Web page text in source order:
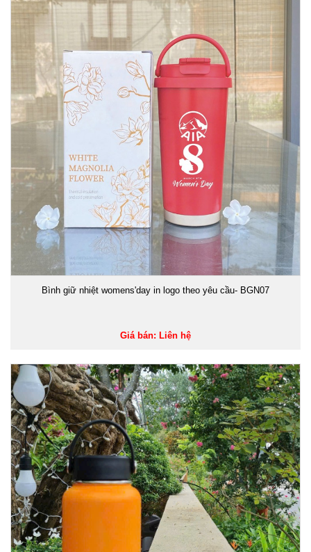
Bình giữ nhiệt womens'day in logo theo yêu cầu- BGN07
Giá bán: Liên hệ